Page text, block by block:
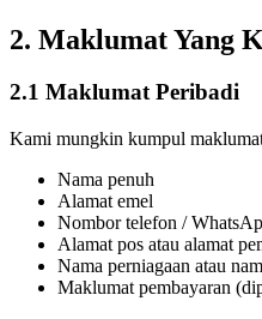
2. Maklumat Yang
2.1 Maklumat Peribadi
Kami mungkin kumpul
Nama penuh
Alamat emel
Nombor telefon /
Alamat pos atau alamat
Nama perniagaan atau
Maklumat pembayaran